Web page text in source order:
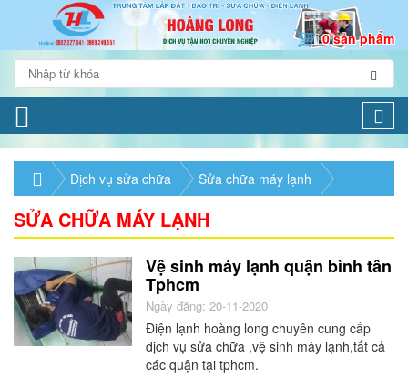
0 sản phẩm
Dịch vụ sửa chữa Sửa chữa máy lạnh
SỬA CHỮA MÁY LẠNH
Vệ sinh máy lạnh quận bình tân
Tphcm
Ngày đăng: 20-11-2020
Điện lạnh hoàng long chuyên cung cấp
dịch vụ sửa chữa ,vệ sinh máy lạnh,tất cả
các quận tại tphcm.